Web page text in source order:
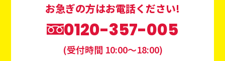
お急ぎの方はお電話ください!
0120-357-005
(受付時間 10:00〜18:00)